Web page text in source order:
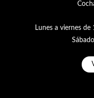
Lunes a viernes